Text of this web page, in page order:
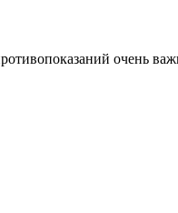
очень